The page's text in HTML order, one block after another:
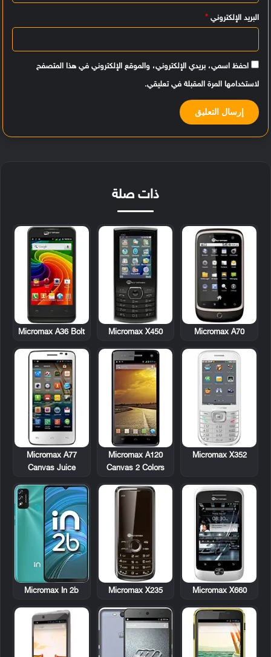
البريد الإلكتروني *
احفظ اسمي، بريدي الإلكتروني، والموقع الإلكتروني في هذا المتصفح
لاستخدامها المرة المقبلة في تعليقي.
ذات صلة
Micromax A70
Micromax X450
Micromax A36 Bolt
Micromax X352
Micromax A120
Canvas 2 Colors
Micromax A77
Canvas Juice
Micromax X660
Micromax X235
Micromax In 2b